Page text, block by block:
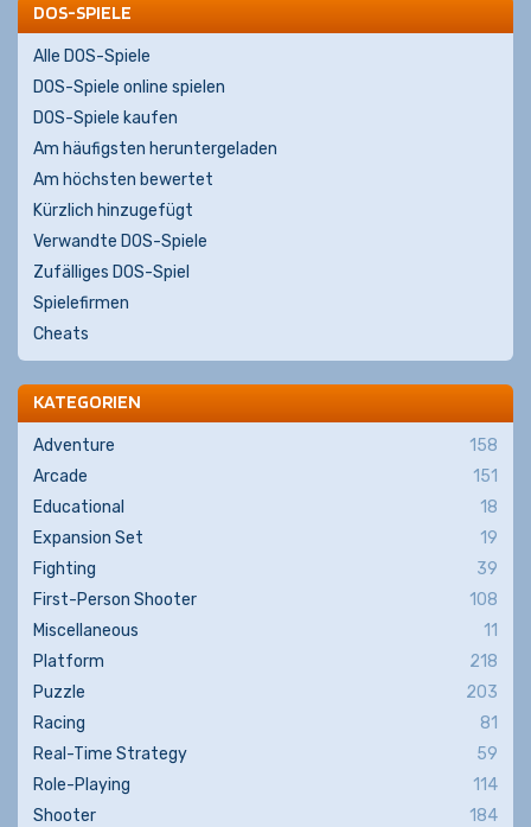
DOS-SPIELE
Alle DOS-Spiele
DOS-Spiele online spielen
DOS-Spiele kaufen
Am häufigsten heruntergeladen
Am höchsten bewertet
Kürzlich hinzugefügt
Verwandte DOS-Spiele
Zufälliges DOS-Spiel
Spielefirmen
Cheats
KATEGORIEN
Adventure
158
Arcade
151
Educational
18
Expansion Set
19
Fighting
39
First-Person Shooter
108
Miscellaneous
11
Platform
218
Puzzle
203
Racing
81
Real-Time Strategy
59
Role-Playing
114
Shooter
184